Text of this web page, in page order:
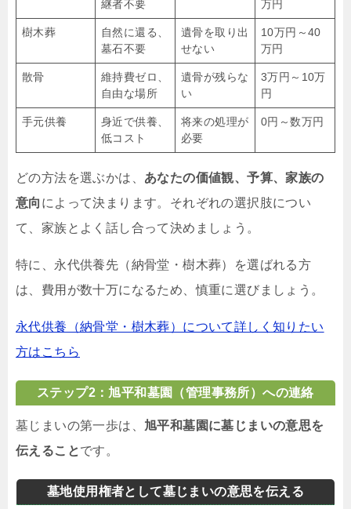
継者不要
万円
樹木葬
自然に還る、
墓石不要
遺骨を取り出
せない
10万円～40
万円
散骨
維持費ゼロ、
自由な場所
遺骨が残らな
い
3万円～10万
円
手元供養
身近で供養、
低コスト
将来の処理が
必要
0円～数万円
どの方法を選ぶかは、 あなたの価値観、予算、家族の
意向 によって決まります。それぞれの選択肢につい
て、家族とよく話し合って決めましょう。
特に、永代供養先（納骨堂・樹木葬）を選ばれる方
は、費用が数十万になるため、慎重に選びましょう。
永代供養（納骨堂・樹木葬）について詳しく知りたい
方はこちら
ステップ2：旭平和墓園（管理事務所）への連絡
墓じまいの第一歩は、 旭平和墓園に墓じまいの意思を
伝えることです。
墓地使用権者として墓じまいの意思を伝える